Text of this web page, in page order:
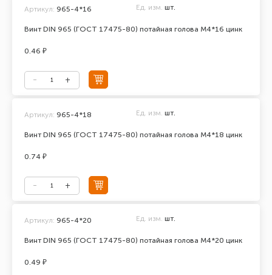
Винт DIN 965 (ГОСТ 17475-80) потайная голова М4*16 цинк
Артикул: 965-4*16 Ед. изм. шт.
0.46 ₽
Винт DIN 965 (ГОСТ 17475-80) потайная голова М4*18 цинк
Артикул: 965-4*18 Ед. изм. шт.
0.74 ₽
Винт DIN 965 (ГОСТ 17475-80) потайная голова М4*20 цинк
Артикул: 965-4*20 Ед. изм. шт.
0.49 ₽